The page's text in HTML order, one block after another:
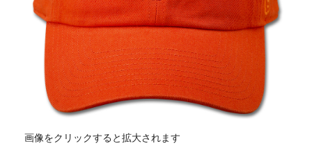
画像をクリックすると拡大されます